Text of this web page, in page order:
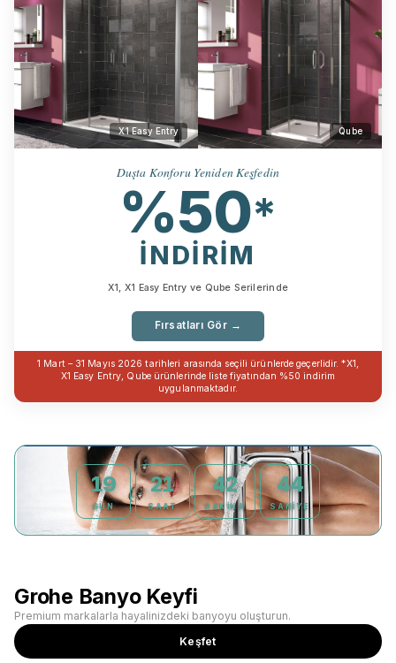
X1 Easy Entry Qube
Duşta Konforu Yeniden Keşfedin
%50*
İNDİRİM
X1, X1 Easy Entry ve Qube Serilerinde
Fırsatları Gör →
1 Mart – 31 Mayıs 2026 tarihleri arasında seçili ürünlerde geçerlidir. *X1,
X1 Easy Entry, Qube ürünlerinde liste fiyatından %50 indirim
uygulanmaktadır.
19
GÜN
: 21
SAAT
: 42
DAKIKA
: 42
SANIYE
Grohe Banyo Keyfi
Premium markalarla hayalinizdeki banyoyu oluşturun.
Keşfet